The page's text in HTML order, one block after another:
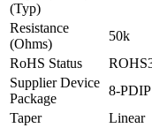
(Typ)
Resistance
(Ohms)
50k
RoHS Status
Supplier Device
Package
8-PDIP
Taper
Linear